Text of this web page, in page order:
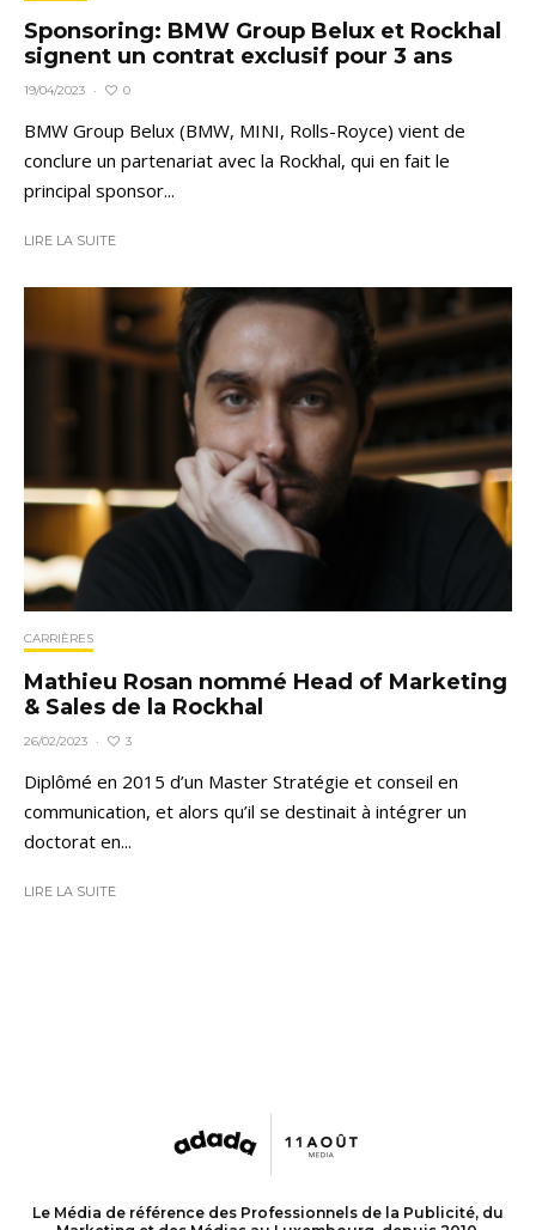
Sponsoring: BMW Group Belux et Rockhal
signent un contrat exclusif pour 3 ans
19/04/2023 · 0
BMW Group Belux (BMW, MINI, Rolls-Royce) vient de
conclure un partenariat avec la Rockhal, qui en fait le
principal sponsor...
LIRE LA SUITE
CARRIÈRES
Mathieu Rosan nommé Head of Marketing
& Sales de la Rockhal
26/02/2023 · 3
Diplômé en 2015 d’un Master Stratégie et conseil en
communication, et alors qu’il se destinait à intégrer un
doctorat en...
LIRE LA SUITE
Le Média de référence des Professionnels de la Publicité, du